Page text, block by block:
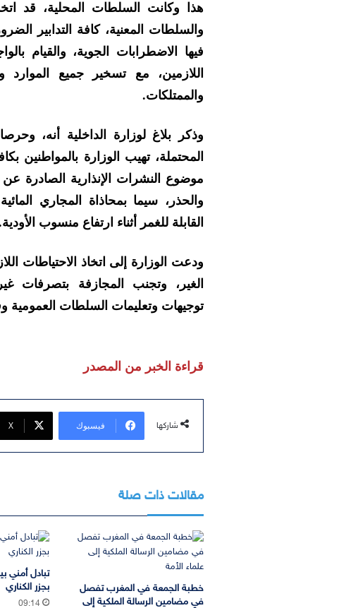
هذا وكانت السلطات المحلية، قد
والسلطات المعنية، كافة التدابير
فيها الاضطرابات الجوية، والقيام
اللازمين، مع تسخير جميع
والممتلكات.
وذكر بلاغ لوزارة الداخلية أنه،
المحتملة، تهيب الوزارة بالمواطنين
موضوع النشرات الإنذارية الصادرة عن
والحذر، سيما بمحاذاة المجاري
القابلة للغمر أثناء ارتفاع منسوب
ودعت الوزارة إلى اتخاذ الاحتياطات
الغير، وتجنب المجازفة بتصرفات
توجيهات وتعليمات السلطات
قراءة الخبر من المصدر
شاركها فيسبوك ‫X
مقالات ذات صلة
خطبة الجمعة في المغرب تفصل
في مضامين الرسالة الملكية إلى
تبادل أمني
بجزر الكناري
09:14